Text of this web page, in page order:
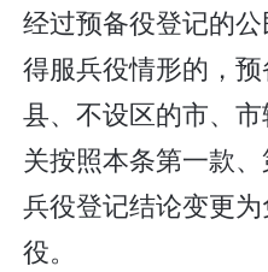
经过预备役登记的
得服兵役情形的，
县、不设区的市、
关按照本条第一款
兵役登记结论变更
役。